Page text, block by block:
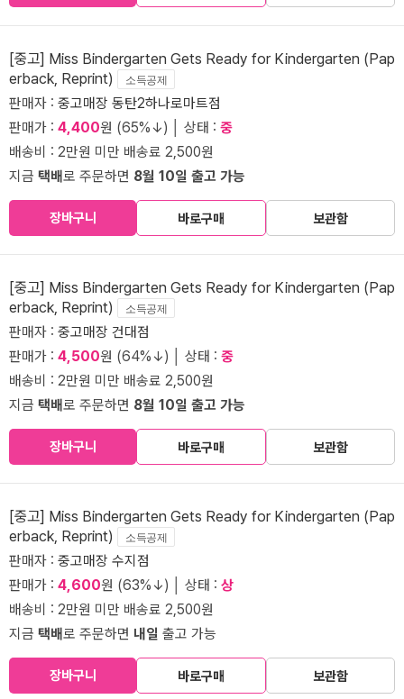
[중고] Miss Bindergarten Gets Ready for Kindergarten (Pap
erback, Reprint)
소득공제
판매자 : 중고매장 동탄2하나로마트점
판매가 : 4,400원 (65%↓) │ 상태 : 중
배송비 : 2만원 미만 배송료 2,500원
지금 택배로 주문하면 8월 10일 출고 가능
장바구니 바로구매 보관함
[중고] Miss Bindergarten Gets Ready for Kindergarten (Pap
erback, Reprint)
소득공제
판매자 : 중고매장 건대점
판매가 : 4,500원 (64%↓) │ 상태 : 중
배송비 : 2만원 미만 배송료 2,500원
지금 택배로 주문하면 8월 10일 출고 가능
장바구니 바로구매 보관함
[중고] Miss Bindergarten Gets Ready for Kindergarten (Pap
erback, Reprint)
소득공제
판매자 : 중고매장 수지점
판매가 : 4,600원 (63%↓) │ 상태 : 상
배송비 : 2만원 미만 배송료 2,500원
지금 택배로 주문하면 내일 출고 가능
장바구니 바로구매 보관함